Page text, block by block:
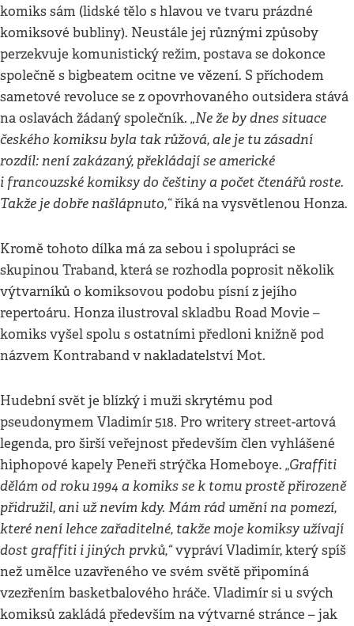
komiks sám (lidské tělo s hlavou ve tvaru prázdné
komiksové bubliny). Neustále jej různými způsoby
perzekvuje komunistický režim, postava se dokonce
společně s bigbeatem ocitne ve vězení. S příchodem
sametové revoluce se z opovrhovaného outsidera stává
na oslavách žádaný společník. „Ne že by dnes situace
českého komiksu byla tak růžová, ale je tu zásadní
rozdíl: není zakázaný, překládají se americké
i francouzské komiksy do češtiny a počet čtenářů roste.
Takže je dobře našlápnuto,“říká na vysvětlenou Honza.
Kromě tohoto dílka má za sebou i spolupráci se
skupinou Traband, která se rozhodla poprosit několik
výtvarníků o komiksovou podobu písní z jejího
repertoáru. Honza ilustroval skladbu Road Movie –
komiks vyšel spolu s ostatními předloni knižně pod
názvem Kontraband v nakladatelství Mot.
Hudební svět je blízký i muži skrytému pod
pseudonymem Vladimír 518. Pro writery street-artová
legenda, pro širší veřejnost především člen vyhlášené
hiphopové kapely Peneři strýčka Homeboye. „Graffiti
dělám od roku 1994 a komiks se k tomu prostě přirozeně
přidružil, ani už nevím kdy. Mám rád umění na pomezí,
které není lehce zařaditelné, takže moje komiksy užívají
dost graffiti i jiných prvků,“vypráví Vladimír, který spíš
než umělce uzavřeného ve svém světě připomíná
vzezřením basketbalového hráče. Vladimír si u svých
komiksů zakládá především na výtvarné stránce – jak